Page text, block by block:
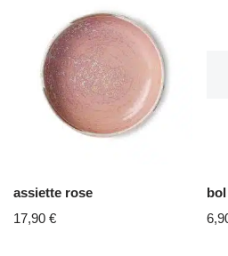
assiette rose
17,90 €